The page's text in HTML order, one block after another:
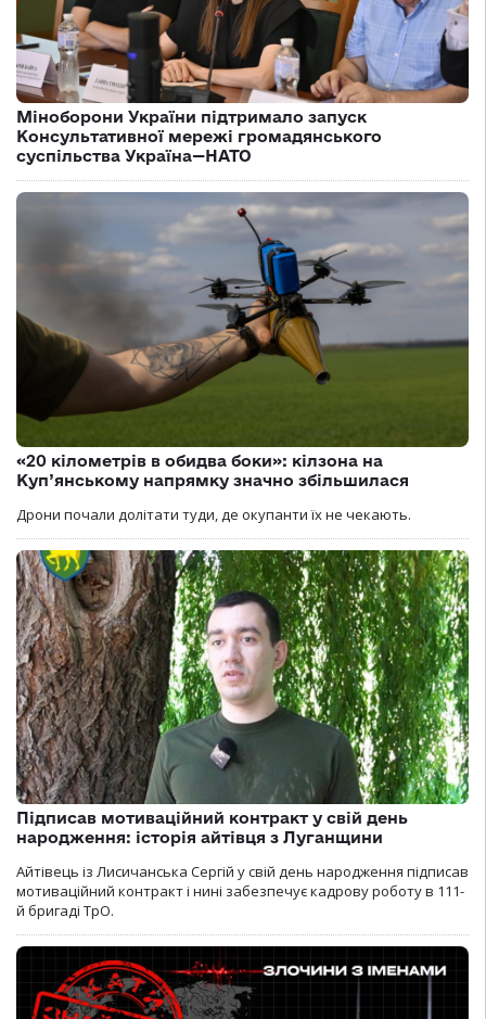
Міноборони України підтримало запуск
Консультативної мережі громадянського
суспільства Україна—НАТО
«20 кілометрів в обидва боки»: кілзона на
Куп’янському напрямку значно збільшилася
Дрони почали долітати туди, де окупанти їх не чекають.
Підписав мотиваційний контракт у свій день
народження: історія айтівця з Луганщини
Айтівець із Лисичанська Сергій у свій день народження підписав
мотиваційний контракт і нині забезпечує кадрову роботу в 111-
й бригаді ТрО.